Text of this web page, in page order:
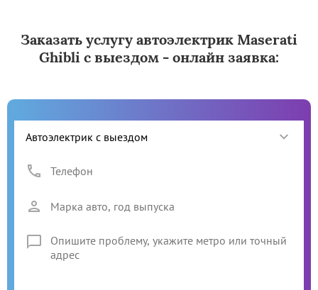
Заказать услугу автоэлектрик Maserati
Ghibli с выездом - онлайн заявка: